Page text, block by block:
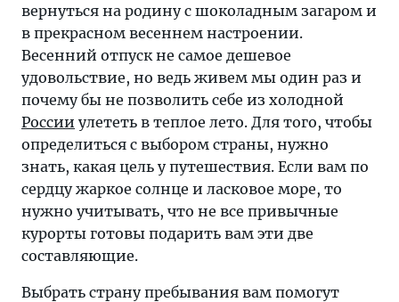
вернуться на родину с шоколадным загаром и
в прекрасном весеннем настроении.
Весенний отпуск не самое дешевое
удовольствие, но ведь живем мы один раз и
почему бы не позволить себе из холодной
России улететь в теплое лето. Для того, чтобы
определиться с выбором страны, нужно
знать, какая цель у путешествия. Если вам по
сердцу жаркое солнце и ласковое море, то
нужно учитывать, что не все привычные
курорты готовы подарить вам эти две
составляющие.
Выбрать страну пребывания вам помогут